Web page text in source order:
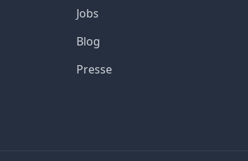
Jobs
Blog
Presse